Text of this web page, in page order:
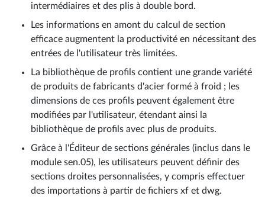
intermédiaires et des plis à double bord.
Les informations en amont du calcul de section
efficace augmentent la productivité en nécessitant des
entrées de l'utilisateur très limitées.
La bibliothèque de profils contient une grande variété
de produits de fabricants d'acier formé à froid ; les
dimensions de ces profils peuvent également être
modifiées par l'utilisateur, étendant ainsi la
bibliothèque de profils avec plus de produits.
Grâce à l'Éditeur de sections générales (inclus dans le
module sen.05), les utilisateurs peuvent définir des
sections droites personnalisées, y compris effectuer
des importations à partir de fichiers xf et dwg.